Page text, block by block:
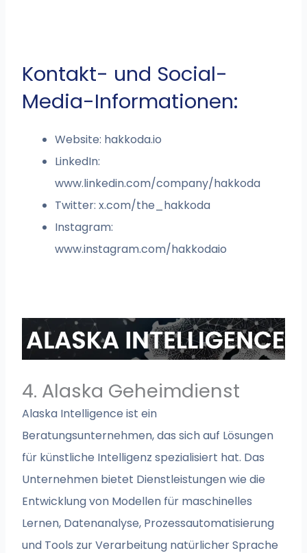
Kontakt- und Social-
Media-Informationen:
Website: hakkoda.io
LinkedIn:
www.linkedin.com/company/hakkoda
Twitter: x.com/the_hakkoda
Instagram:
www.instagram.com/hakkodaio
4. Alaska Geheimdienst
Alaska Intelligence ist ein
Beratungsunternehmen, das sich auf Lösungen
für künstliche Intelligenz spezialisiert hat. Das
Unternehmen bietet Dienstleistungen wie die
Entwicklung von Modellen für maschinelles
Lernen, Datenanalyse, Prozessautomatisierung
und Tools zur Verarbeitung natürlicher Sprache